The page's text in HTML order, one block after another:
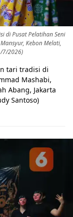
di Pusat Pelatihan Seni
Kebon Melati,
7/2026)
tari tradisi di
Mashabi,
Abang, Jakarta
Santoso)